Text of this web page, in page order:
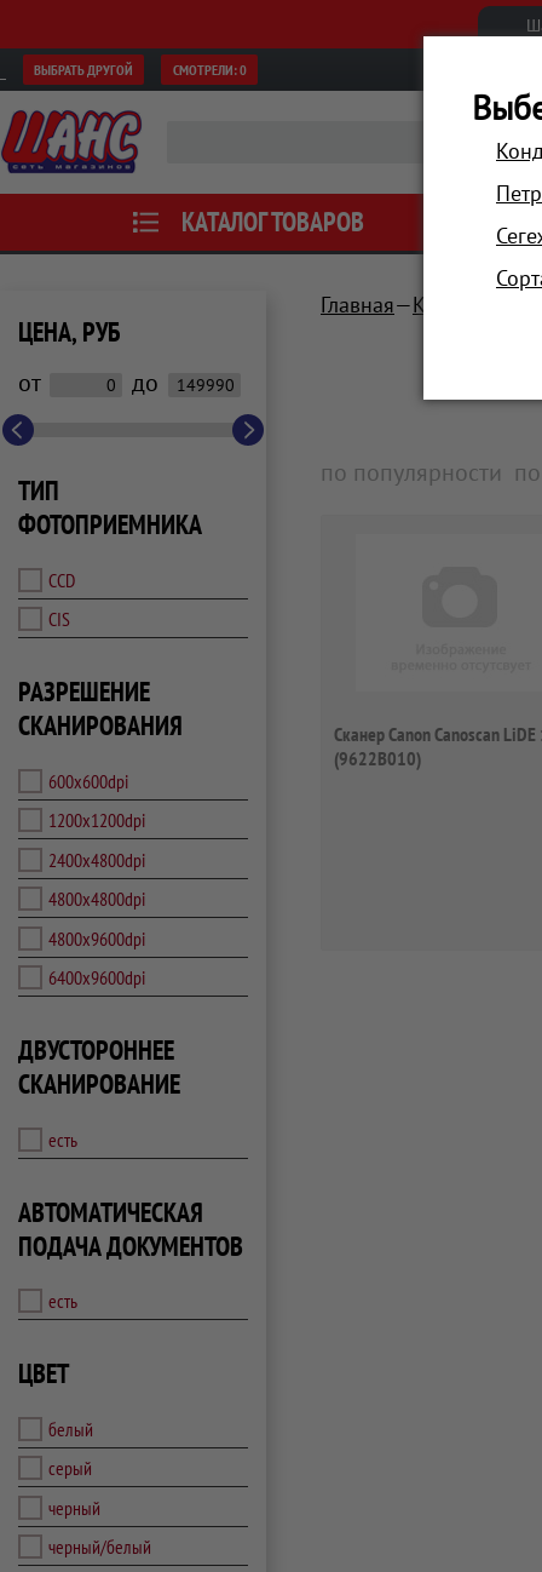
ВЫБРАТЬ ДРУГОЙ СМОТРЕЛИ:0
КАТАЛОГ ТОВАРОВ АКЦИИ
ЦЕНА, РУБ
от до
ТИП
ФОТОПРИЕМНИКА
CCD
CIS
РАЗРЕШЕНИЕ
СКАНИРОВАНИЯ
600x600dpi
1200x1200dpi
2400x4800dpi
4800x4800dpi
4800x9600dpi
6400x9600dpi
ДВУСТОРОННЕЕ
СКАНИРОВАНИЕ
есть
АВТОМАТИЧЕСКАЯ
ПОДАЧА ДОКУМЕНТОВ
есть
ЦВЕТ
белый
серый
черный
черный/белый
Главная Компьютеры
по популярности
Сканер Canon Canoscan
(9622B010)